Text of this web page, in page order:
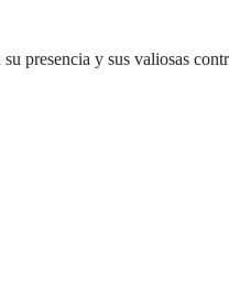
presencia y sus valiosas